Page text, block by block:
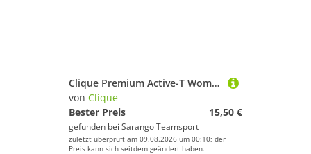
Clique Premium Active-T Women Damen
von Clique
Bester Preis
15,50 €
gefunden bei Sarango Teamsport
zuletzt überprüft am 09.08.2026 um 00:10; der
Preis kann sich seitdem geändert haben.